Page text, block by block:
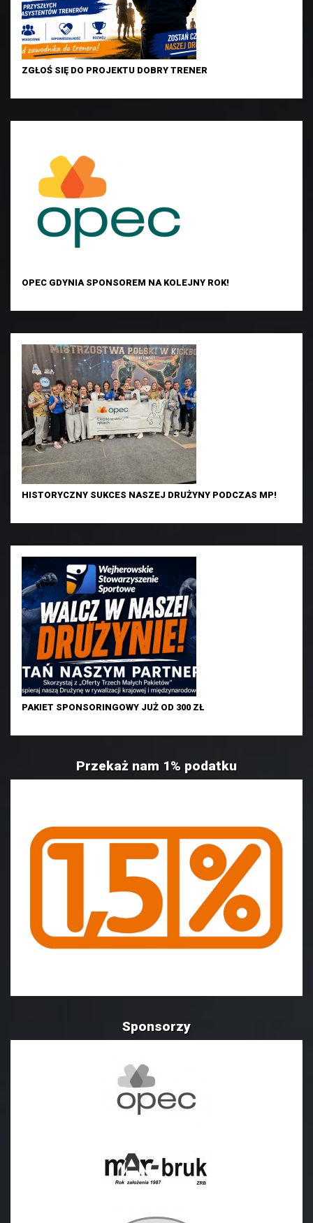
ZGŁOŚ SIĘ DO PROJEKTU DOBRY TRENER
OPEC GDYNIA SPONSOREM NA KOLEJNY ROK!
HISTORYCZNY SUKCES NASZEJ DRUŻYNY PODCZAS MP!
PAKIET SPONSORINGOWY JUŻ OD 300 ZŁ
Przekaż nam 1% podatku
Sponsorzy